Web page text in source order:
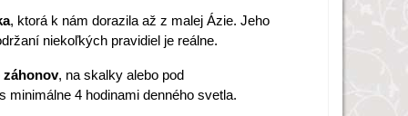
, ktorá k nám dorazila až z malej Ázie. Jeho
niekoľkých pravidiel je reálne.
záhonov, na skalky alebo pod
minimálne 4 hodinami denného svetla.